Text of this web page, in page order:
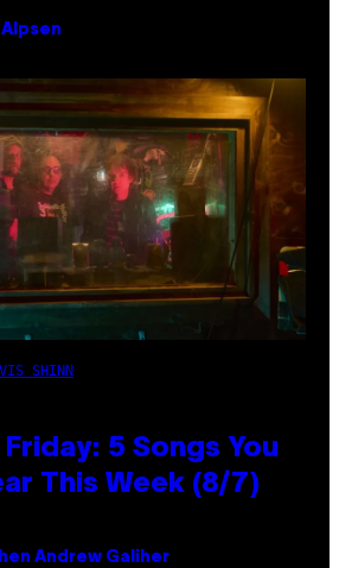
Alpsen
SHINN
5 Songs You
This Week (8/7)
Andrew Galiher